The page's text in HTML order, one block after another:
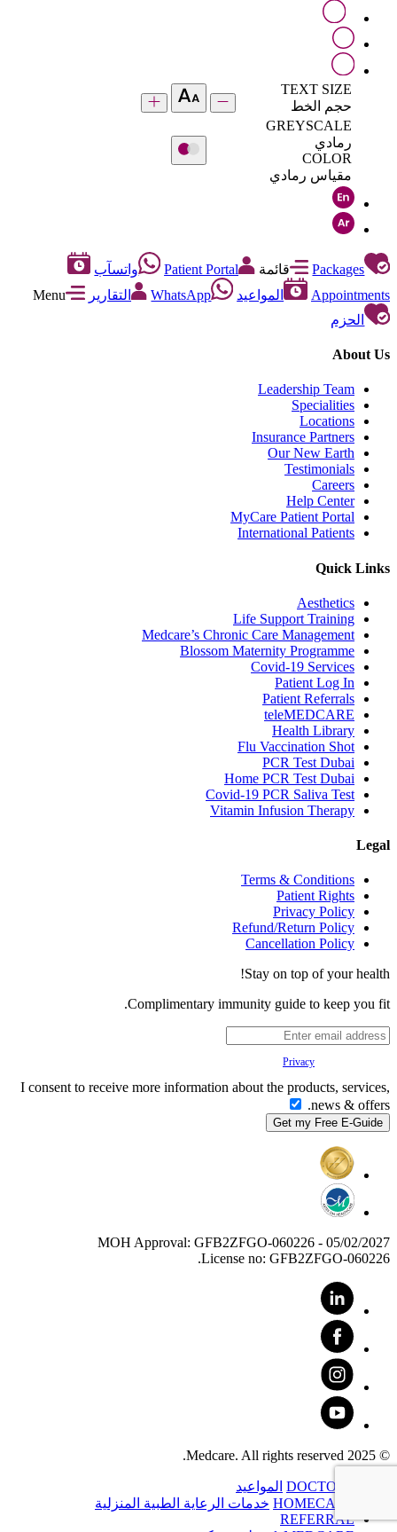
TEXT SIZE
حجم الخط
GREYSCALE
رمادي
COLOR
مقياس رمادي
Packages قائمة Patient Portal
واتسآب
Appointments
المواعيد WhatsApp التقارير
Menu
الحزم
About Us
Leadership Team
Specialities
Locations
Insurance Partners
Our New Earth
Testimonials
Careers
Help Center
MyCare Patient Portal
International Patients
Quick Links
Aesthetics
Life Support Training
Medcare’s Chronic Care Management
Blossom Maternity Programme
Covid-19 Services
Patient Log In
Patient Referrals
teleMEDCARE
Health Library
Flu Vaccination Shot
PCR Test Dubai
Home PCR Test Dubai
Covid-19 PCR Saliva Test
Vitamin Infusion Therapy
Legal
Terms & Conditions
Patient Rights
Privacy Policy
Refund/Return Policy
Cancellation Policy
Stay on top of your health!
Complimentary immunity guide to keep you fit.
Privacy
I consent to receive more information about the products, services,
news & offers.
MOH Approval: GFB2ZFGO-060226 - 05/02/2027
License no: GFB2ZFGO-060226.
© 2025 Medcare. All rights reserved.
DOCTORS المواعيد
HOMECARE خدمات الرعاية الطبية المنزلية
REFERRAL